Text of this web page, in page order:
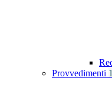
Provvedimenti